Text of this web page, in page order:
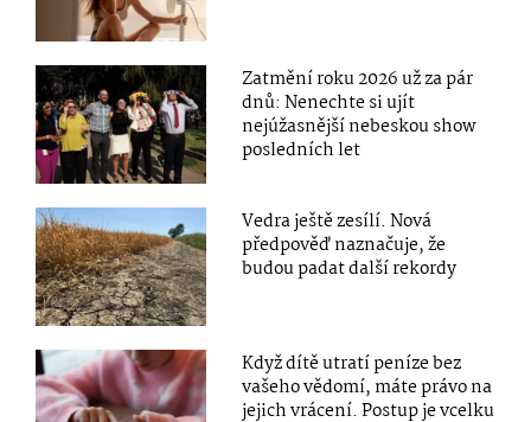
Zatmění roku 2026 už za pár
dnů: Nenechte si ujít
nejúžasnější nebeskou show
posledních let
Vedra ještě zesílí. Nová
předpověď naznačuje, že
budou padat další rekordy
Když dítě utratí peníze bez
vašeho vědomí, máte právo na
jejich vrácení. Postup je vcelku